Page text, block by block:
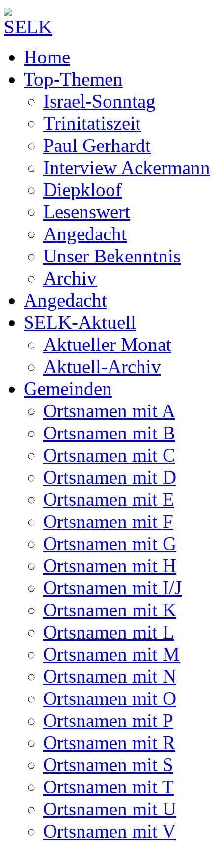
Home
Top-Themen
Israel-Sonntag
Trinitatiszeit
Paul Gerhardt
Interview Ackermann
Diepkloof
Lesenswert
Angedacht
Unser Bekenntnis
Archiv
Angedacht
SELK-Aktuell
Aktueller Monat
Aktuell-Archiv
Gemeinden
Ortsnamen mit A
Ortsnamen mit B
Ortsnamen mit C
Ortsnamen mit D
Ortsnamen mit E
Ortsnamen mit F
Ortsnamen mit G
Ortsnamen mit H
Ortsnamen mit I/J
Ortsnamen mit K
Ortsnamen mit L
Ortsnamen mit M
Ortsnamen mit N
Ortsnamen mit O
Ortsnamen mit P
Ortsnamen mit R
Ortsnamen mit S
Ortsnamen mit T
Ortsnamen mit U
Ortsnamen mit V